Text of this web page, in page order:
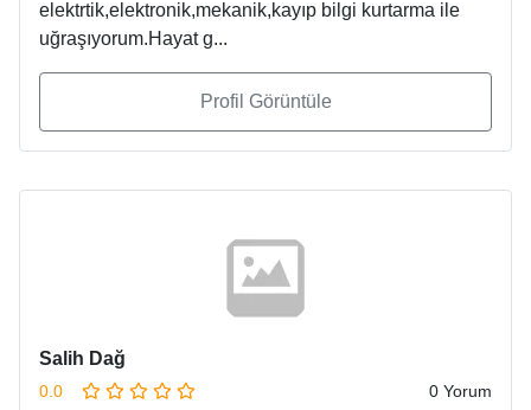
elektrtik,elektronik,mekanik,kayıp bilgi kurtarma ile
uğraşıyorum.Hayat g...
Profil Görüntüle
Salih Dağ
0.0
0 Yorum